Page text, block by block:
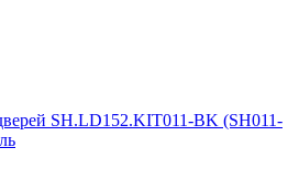
SH.LD152.KIT011-BK (SH011-